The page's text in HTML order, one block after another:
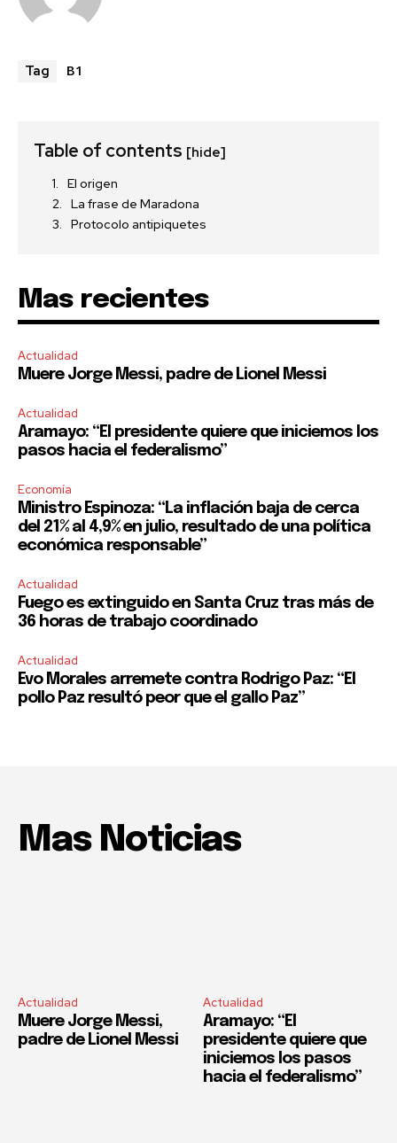
Tag B1
Table of contents [hide]
El origen
La frase de Maradona
Protocolo antipiquetes
Mas recientes
Actualidad
Muere Jorge Messi, padre de Lionel Messi
Actualidad
Aramayo: “El presidente quiere que iniciemos los
pasos hacia el federalismo”
Economía
Ministro Espinoza: “La inflación baja de cerca
del 21% al 4,9% en julio, resultado de una política
económica responsable”
Actualidad
Fuego es extinguido en Santa Cruz tras más de
36 horas de trabajo coordinado
Actualidad
Evo Morales arremete contra Rodrigo Paz: “El
pollo Paz resultó peor que el gallo Paz”
Mas Noticias
Actualidad
Muere Jorge Messi,
padre de Lionel Messi
Actualidad
Aramayo: “El
presidente quiere que
iniciemos los pasos
hacia el federalismo”